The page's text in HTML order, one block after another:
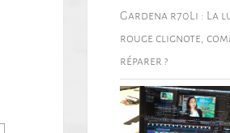
Gardena r70Li : La
rouge clignote,
réparer ?